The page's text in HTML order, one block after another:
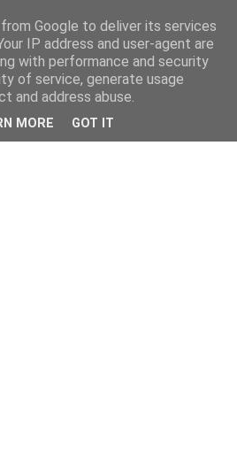
Google to deliver its services
IP address and user-agent are
with performance and security
of service, generate usage
and address abuse.
MORE GOT IT